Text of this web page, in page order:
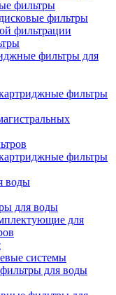
фильтры
фильтры
фильтрации
фильтры для
фильтры
фильтры
воды
для воды
для
системы
для воды